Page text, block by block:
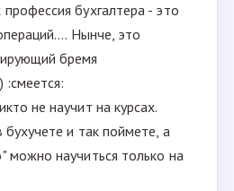
бухгалтера - это
Нынче, это
бремя
:смеется:
не научит на курсах.
и так поймете, а
можно научиться только на